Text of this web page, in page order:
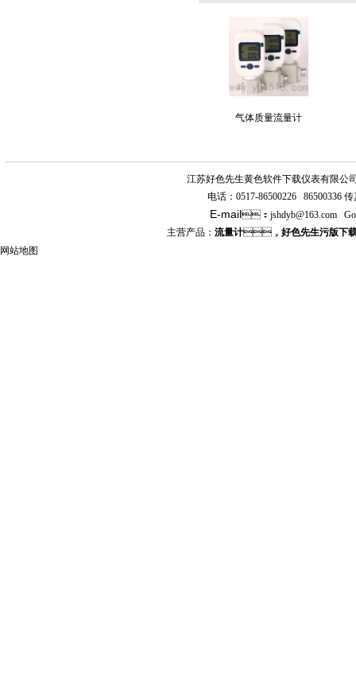
气体质量流量计
江苏好色先生黄色软件下载仪表有限公
电话： 0517-86500226 86500336 传
E-mail： jshdyb@163.com
主营产品： 流量计， 好色先生污版下
网站地图